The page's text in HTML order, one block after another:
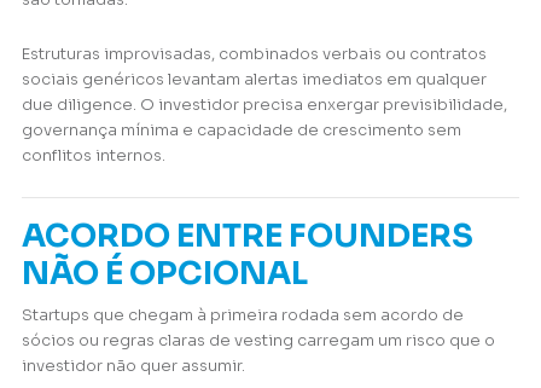
Estruturas improvisadas, combinados verbais ou contratos
sociais genéricos levantam alertas imediatos em qualquer
due diligence. O investidor precisa enxergar previsibilidade,
governança mínima e capacidade de crescimento sem
conflitos internos.
ACORDO ENTRE FOUNDERS
NÃO É OPCIONAL
Startups que chegam à primeira rodada sem acordo de
sócios ou regras claras de vesting carregam um risco que o
investidor não quer assumir.